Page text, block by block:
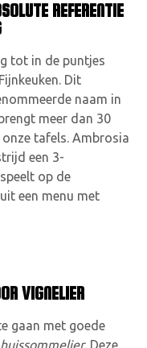
REFERENTIE
tot in de puntjes
Dit
naam in
meer dan 30
tafels. Ambrosia
een 3-
op de
een menu met
VIGNELIER
gaan met goede
huissommelier. Deze